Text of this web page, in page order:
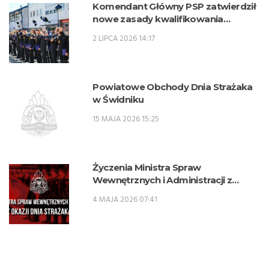
Komendant Główny PSP zatwierdził
nowe zasady kwalifikowania
zawodowe w zawodzie technik
2 LIPCA 2026 14:17
Powiatowe Obchody Dnia Strażaka
w Świdniku
15 MAJA 2026 15:25
Życzenia Ministra Spraw
Wewnętrznych i Administracji z
4 MAJA 2026 07:41